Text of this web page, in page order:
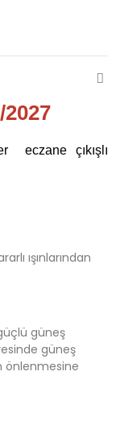
eczane çıkışlı
ışınlarından
güneş
güneş
önlenmesine